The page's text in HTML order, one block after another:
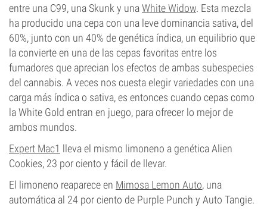
entre una C99, una Skunk y unaWhite Widow. Esta mezcla
ha producido una cepa con una leve dominancia sativa, del
60%, junto con un 40% de genética índica, un equilibrio que
la convierte en una de las cepas favoritas entre los
fumadores que aprecian los efectos de ambas subespecies
del cannabis. A veces nos cuesta elegir variedades con una
carga más índica o sativa, es entonces cuando cepas como
la White Gold entran en juego, para ofrecer lo mejor de
ambos mundos.
Expert Mac1 lleva el mismo limoneno a genética Alien
Cookies, 23 por ciento y fácil de llevar.
El limoneno reaparece en Mimosa Lemon Auto, una
automática al 24 por ciento de Purple Punch y Auto Tangie.